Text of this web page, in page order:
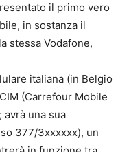
il primo vero
in sostanza il
stessa Vodafone,
italiana (in Belgio
(Carrefour Mobile
avrà una sua
377/3xxxxxx), un